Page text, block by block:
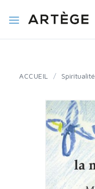
ACCUEIL / Spiritualité